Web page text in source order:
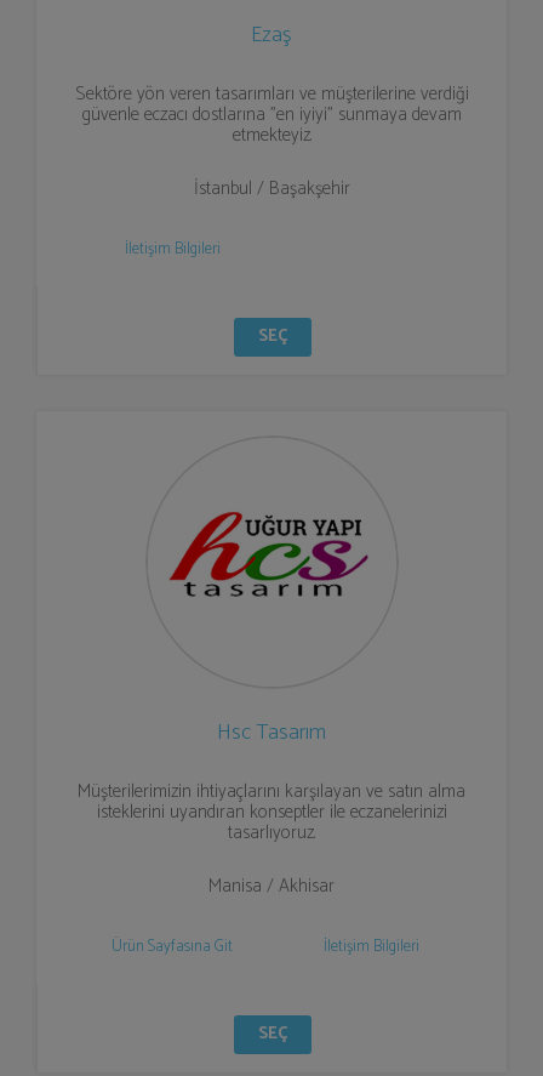
Ezaş
Sektöre yön veren tasarımları ve müşterilerine verdiği
güvenle eczacı dostlarına "en iyiyi" sunmaya devam
etmekteyiz.
İstanbul / Başakşehir
İletişim Bilgileri
SEÇ
Hsc Tasarım
Müşterilerimizin ihtiyaçlarını karşılayan ve satın alma
isteklerini uyandıran konseptler ile eczanelerinizi
tasarlıyoruz.
Manisa / Akhisar
Ürün Sayfasına Git İletişim Bilgileri
SEÇ